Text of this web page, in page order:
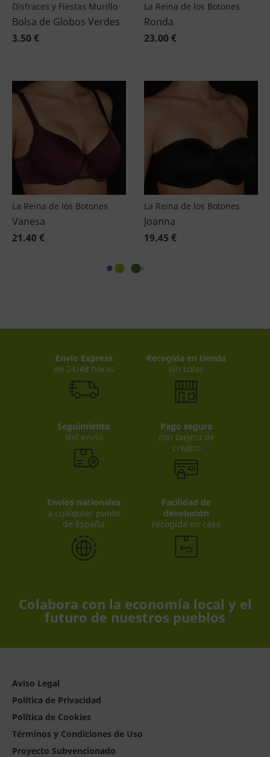
Disfraces y Fiestas Murillo
Bolsa de Globos Verdes
3.50 €
La Reina de los Botones
Ronda
23.00 €
La Reina de los Botones
Vanesa
21.40 €
La Reina de los Botones
Joanna
19.45 €
Envio Express
en 24/48 horas
Recogida en tienda
sin colas
Seguimiento
del envío
Pago seguro
con tarjeta de
crédito
Envíos nacionales
a cualquier punto
de España
Facilidad de
devolución
recogida en casa
Colabora con la economía local y el
futuro de nuestros pueblos
Aviso Legal
Política de Privacidad
Política de Cookies
Términos y Condiciones de Uso
Proyecto Subvencionado